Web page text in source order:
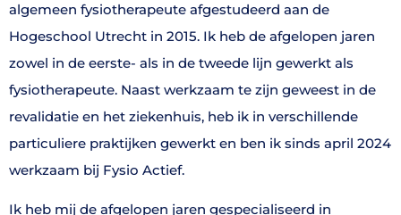
algemeen fysiotherapeute afgestudeerd aan de
Hogeschool Utrecht in 2015. Ik heb de afgelopen jaren
zowel in de eerste- als in de tweede lijn gewerkt als
fysiotherapeute. Naast werkzaam te zijn geweest in de
revalidatie en het ziekenhuis, heb ik in verschillende
particuliere praktijken gewerkt en ben ik sinds april 2024
werkzaam bij Fysio Actief.
Ik heb mij de afgelopen jaren gespecialiseerd in